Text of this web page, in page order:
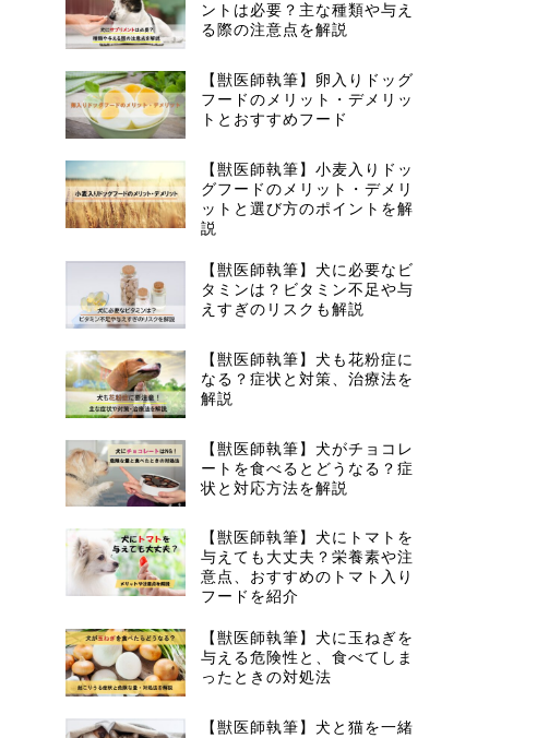
ントは必要？主な種類や与え
る際の注意点を解説
【獣医師執筆】卵入りドッグ
フードのメリット・デメリッ
トとおすすめフード
【獣医師執筆】小麦入りドッ
グフードのメリット・デメリ
ットと選び方のポイントを解
説
【獣医師執筆】犬に必要なビ
タミンは？ビタミン不足や与
えすぎのリスクも解説
【獣医師執筆】犬も花粉症に
なる？症状と対策、治療法を
解説
【獣医師執筆】犬がチョコレ
ートを食べるとどうなる？症
状と対応方法を解説
【獣医師執筆】犬にトマトを
与えても大丈夫？栄養素や注
意点、おすすめのトマト入り
フードを紹介
【獣医師執筆】犬に玉ねぎを
与える危険性と、食べてしま
ったときの対処法
【獣医師執筆】犬と猫を一緒